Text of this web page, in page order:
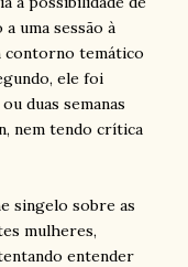
uma sessão à
contorno temático
ele foi
duas semanas
nem tendo crítica
singelo sobre as
mulheres,
entender